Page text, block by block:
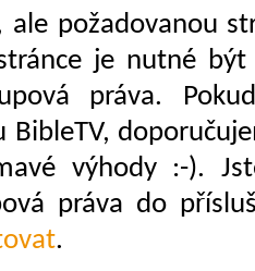
ale požadovanou
je nutné
práva.
BibleTV,
výhody :-).
práva do
.